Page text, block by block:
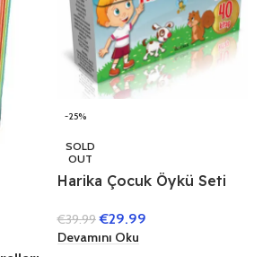
-25%
SOLD
OUT
Harika Çocuk Öykü Seti
€39.99 €29.99
Devamını Oku